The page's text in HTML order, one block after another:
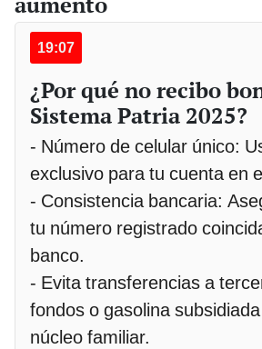
19:07
¿Por qué no recibo
Sistema Patria 2025?
- Número de celular único:
exclusivo para tu cuenta en
- Consistencia bancaria:
tu número registrado
banco.
- Evita transferencias a
fondos o gasolina
núcleo familiar.